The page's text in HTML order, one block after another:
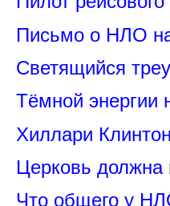
Письмо о НЛО
Светящийся
Тёмной энергии
Хиллари
Церковь должна
Что общего у